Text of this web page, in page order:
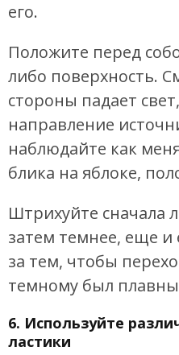
его.
Положите перед
либо поверхность.
стороны падает
направление
наблюдайте как
блика на яблоке,
Штрихуйте сначала
затем темнее, еще
за тем, чтобы
темному был
6. Используйте
ластики